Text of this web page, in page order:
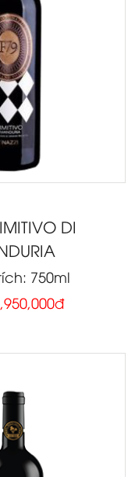
DI
750ml